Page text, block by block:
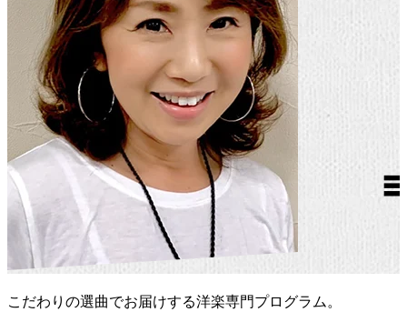
こだわりの選曲でお届けする洋楽専門プログラム。